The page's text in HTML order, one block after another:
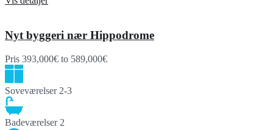
Nyt byggeri nær Hippodrome
Pris 393,000€ to 589,000€
Soveværelser 2-3
Badeværelser 2